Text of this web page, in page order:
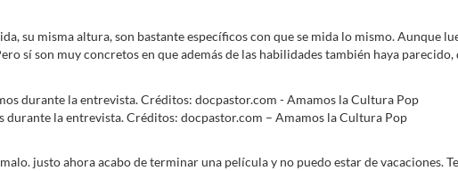
su misma altura, son bastante específicos con que se mida lo mismo. Aunque
sí son muy concretos en que además de las habilidades también haya parecido,
la entrevista. Créditos: docpastor.com – Amamos la Cultura Pop
justo ahora acabo de terminar una película y no puedo estar de vacaciones.